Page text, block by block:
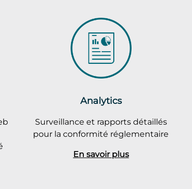
Analytics
Surveillance et rapports détaillés
pour la conformité réglementaire
En savoir plus